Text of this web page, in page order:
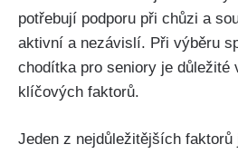
potřebují podporu při chůzi a
aktivní a nezávislí. Při výběru
chodítka pro seniory je důležité
klíčových faktorů.
Jeden z nejdůležitějších